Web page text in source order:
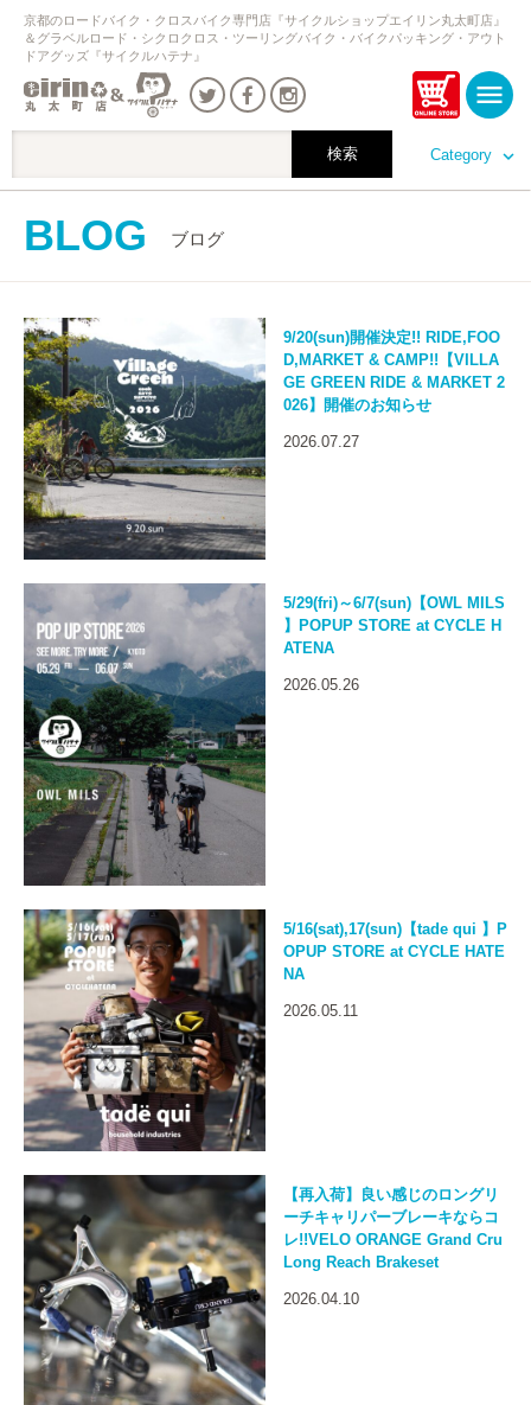
Category
京都のロードバイク・クロスバイク専門店『サイクルショップエイリン丸太町店』
＆グラベルロード・シクロクロス・ツーリングバイク・バイクパッキング・アウト
ドアグッズ『サイクルハテナ』
BLOG ブログ
9/20(sun)開催決定!! RIDE,FOO
D,MARKET & CAMP!!【VILLA
GE GREEN RIDE & MARKET 2
026】開催のお知らせ
2026.07.27
5/29(fri)～6/7(sun)【OWL MILS
】POPUP STORE at CYCLE H
ATENA
2026.05.26
5/16(sat),17(sun)【tade qui 】P
OPUP STORE at CYCLE HATE
NA
2026.05.11
【再入荷】良い感じのロングリ
ーチキャリパーブレーキならコ
レ!!VELO ORANGE Grand Cru
Long Reach Brakeset
2026.04.10